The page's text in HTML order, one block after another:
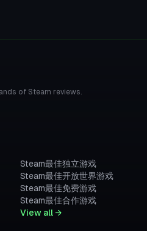
of Steam reviews.
Steam最佳独立游戏
Steam最佳开放世界游戏
Steam最佳免费游戏
Steam最佳合作游戏
View all →